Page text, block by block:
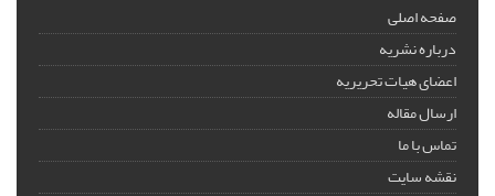
صفحه اصلی
درباره نشریه
اعضای هیات تحریریه
ارسال مقاله
تماس با ما
نقشه سایت